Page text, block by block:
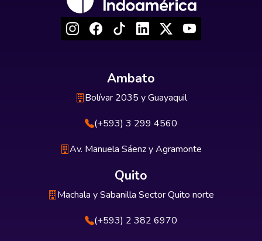
Ambato
Bolívar 2035 y Guayaquil
(+593) 3 299 4560
Av. Manuela Sáenz y Agramonte
Quito
Machala y Sabanilla Sector Quito norte
(+593) 2 382 6970